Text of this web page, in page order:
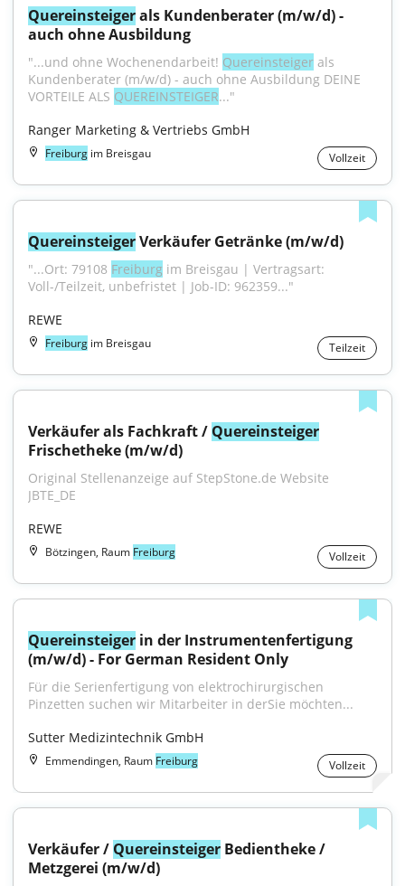
Quereinsteiger als Kundenberater (m/w/d) -
auch ohne Ausbildung
"...und ohne Wochenendarbeit! Quereinsteiger als
Kundenberater (m/w/d) - auch ohne Ausbildung DEINE
VORTEILE ALS QUEREINSTEIGER..."
Ranger Marketing & Vertriebs GmbH
Freiburg im Breisgau Vollzeit
Quereinsteiger Verkäufer Getränke (m/w/d)
"...Ort: 79108 Freiburg im Breisgau | Vertragsart:
Voll-/Teilzeit, unbefristet | Job-ID: 962359..."
REWE
Freiburg im Breisgau Teilzeit
Verkäufer als Fachkraft / Quereinsteiger
Frischetheke (m/w/d)
Original Stellenanzeige auf StepStone.de Website
JBTE_DE
REWE
Bötzingen, Raum Freiburg Vollzeit
Quereinsteiger in der Instrumentenfertigung
(m/w/d) - For German Resident Only
Für die Serienfertigung von elektrochirurgischen
Pinzetten suchen wir Mitarbeiter in derSie möchten...
Sutter Medizintechnik GmbH
Emmendingen, Raum Freiburg Vollzeit
Verkäufer / Quereinsteiger Bedientheke /
Metzgerei (m/w/d)